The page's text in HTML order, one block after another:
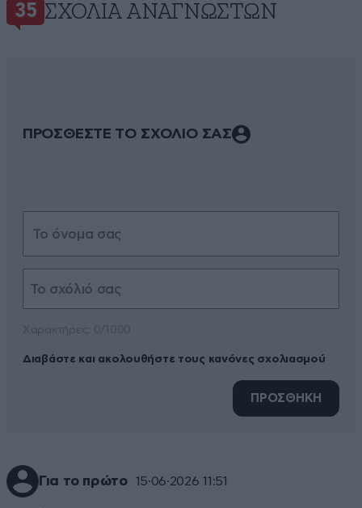
35 ΣΧΌΛΙΑ ΑΝΑΓΝΩΣΤΏΝ
ΠΡΟΣΘΕΣΤΕ ΤΟ ΣΧΟΛΙΟ ΣΑΣ
Διαβάστε και ακολουθήστε τους κανόνες σχολιασμού
ΠΡΟΣΘΗΚΗ
Για το πρώτο 15·06·2026 11:51